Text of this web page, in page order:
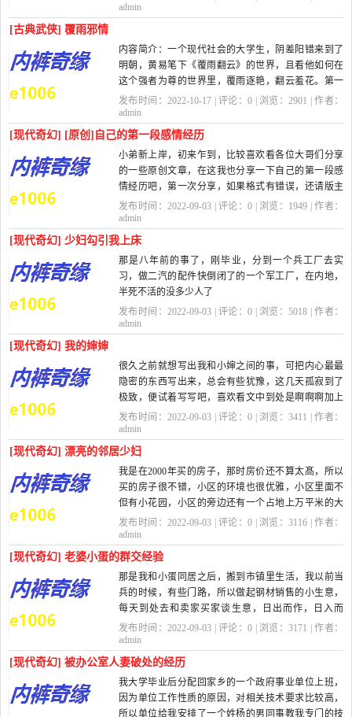
admin
[古典武侠] 覆雨邪情
内容简介：一个现代社会的大学生，阴差阳错来到了
明朝，黄易笔下《覆雨翻云》的世界，且看他如何在
这个强者为尊的世界里，覆雨逐艳，翻云羞花。第一
卷 回到明朝第001章 覆雨翻云 夜...
发布时间：2022-10-17 | 评论：0 | 浏览：2901 | 作者：
admin
[现代奇幻] [原创]自己的第一段感情经历
小弟新上岸，初来乍到，比较喜欢看各位大哥们分享
的一些原创文章，在这我也分享一下自己的第一段感
情经历吧，第一次分享，如果格式有错误，还请版主
提醒。
我是在一个小县城里长大，在上...
发布时间：2022-09-03 | 评论：0 | 浏览： 1949 | 作者：
admin
[现代奇幻] 少妇勾引我上床
那是八年前的事了，刚毕业，分到一个兵工厂去实
习，做二汽的配件快倒闭了的一个军工厂，在内地，
半死不活的没多少人了
刚去那会儿，厂里住房有点紧，安排我们在厂子
发布时间：2022-09-03 | 评论：0 | 浏览：5018 | 作者：
admin
[现代奇幻] 我的婶婶
很久之前就想写出我和小婶之间的事，可把内心最最
隐密的东西写出来，总会有些犹豫，这几天孤寂到了
极致，便试着写写吧，喜欢看文中到处是啊啊啊加上
无数省略号的就不要读我写的东西了...
发布时间：2022-09-03 | 评论：0 | 浏览：3411 | 作者：
admin
[现代奇幻] 漂亮的邻居少妇
我是在2000年买的房子，那时房价还不算太髙，所以
买的房子很不错，小区的环境也很优雅，小区里面不
但有小花园，小区的旁边还有一个占地上万平米的大
花园，树木郁郁葱葱，亭台楼阁，喷泉都有...
发布时间：2022-09-03 | 评论：0 | 浏览：3116 | 作者：
admin
[现代奇幻] 老婆小蛋的群交经验
那是我和小蛋同居之后，搬到市镇里生活，我以前当
兵的时候，有些门路，所以做起钢材销售的小生意，
每天到处去和卖家买家谈生意，日出而作，日入而
息，而小蛋就做个贤内助，把家里打理得井井有...
发布时间：2022-09-03 | 评论：0 | 浏览：3171 | 作者：
admin
[现代奇幻] 被办公室人妻破处的经历
我大学毕业后分配回家乡的一个政府事业单位上班，
因为单位工作性质的原因，对相关技术要求比较高，
所以单位给我安排了一个姓杨的男同事教我专门的技